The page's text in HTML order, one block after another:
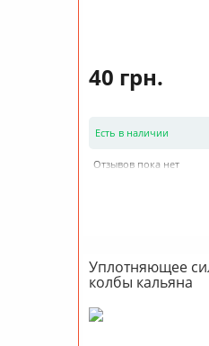
40 грн.
Есть в наличии
Отзывов пока нет
Уплотняющее
колбы кальяна